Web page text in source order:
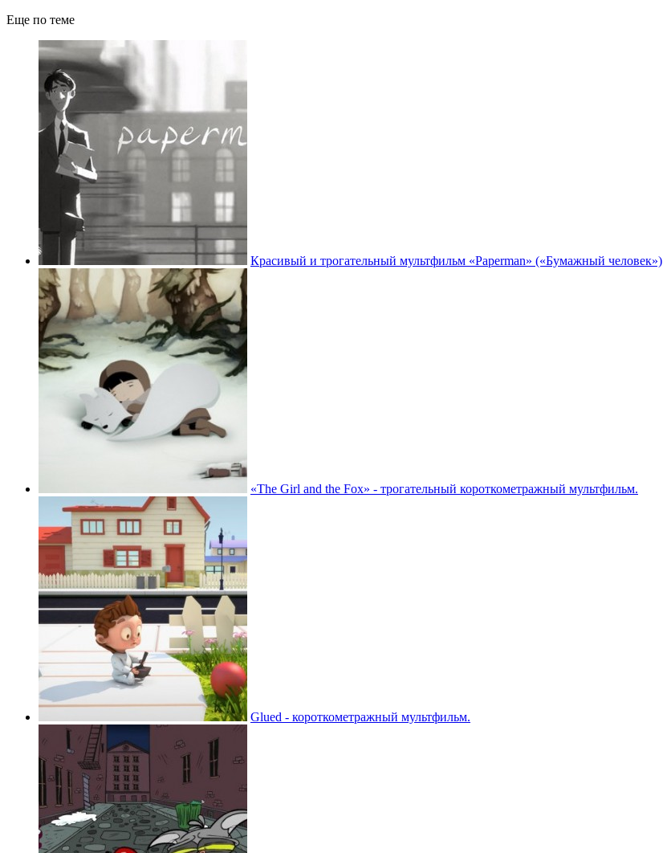
Еще по теме
Красивый и трогательный мультфильм «Paperman» («Бумажный человек»)
«The Girl and the Fox» - трогательный короткометражный мультфильм.
Glued - короткометражный мультфильм.